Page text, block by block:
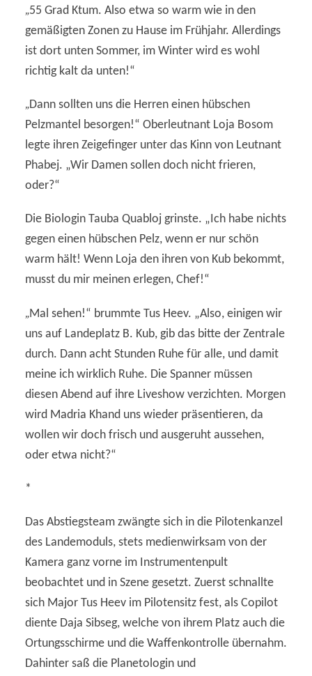
„55 Grad Ktum. Also etwa so warm wie in den
gemäßigten Zonen zu Hause im Frühjahr. Allerdings
ist dort unten Sommer, im Winter wird es wohl
richtig kalt da unten!“
„Dann sollten uns die Herren einen hübschen
Pelzmantel besorgen!“ Oberleutnant Loja Bosom
legte ihren Zeigefinger unter das Kinn von Leutnant
Phabej. „Wir Damen sollen doch nicht frieren,
oder?“
Die Biologin Tauba Quabloj grinste. „Ich habe nichts
gegen einen hübschen Pelz, wenn er nur schön
warm hält! Wenn Loja den ihren von Kub bekommt,
musst du mir meinen erlegen, Chef!“
„Mal sehen!“ brummte Tus Heev. „Also, einigen wir
uns auf Landeplatz B. Kub, gib das bitte der Zentrale
durch. Dann acht Stunden Ruhe für alle, und damit
meine ich wirklich Ruhe. Die Spanner müssen
diesen Abend auf ihre Liveshow verzichten. Morgen
wird Madria Khand uns wieder präsentieren, da
wollen wir doch frisch und ausgeruht aussehen,
oder etwa nicht?“
*
Das Abstiegsteam zwängte sich in die Pilotenkanzel
des Landemoduls, stets medienwirksam von der
Kamera ganz vorne im Instrumentenpult
beobachtet und in Szene gesetzt. Zuerst schnallte
sich Major Tus Heev im Pilotensitz fest, als Copilot
diente Daja Sibseg, welche von ihrem Platz auch die
Ortungsschirme und die Waffenkontrolle übernahm.
Dahinter saß die Planetologin und